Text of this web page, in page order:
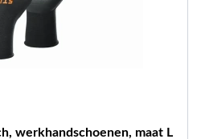
werkhandschoenen, maat L